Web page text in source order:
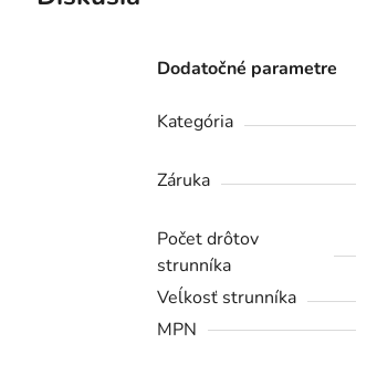
Dodatočné parametre
Kategória
Záruka
Počet drôtov
strunníka
Veĺkosť strunníka
MPN